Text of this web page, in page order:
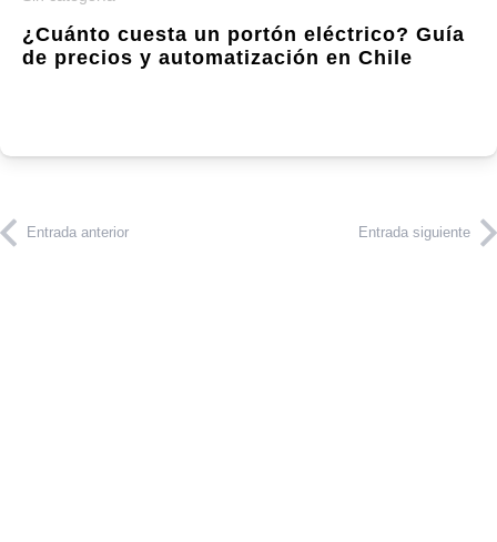
¿Cuánto cuesta un portón eléctrico? Guía
de precios y automatización en Chile
Entrada anterior Entrada siguiente